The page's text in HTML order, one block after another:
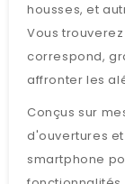
housses, et
Vous
correspond,
affronter les
Conçus sur
d'ouvertures
smartphone